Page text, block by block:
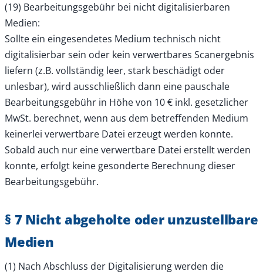
(19) Bearbeitungsgebühr bei nicht digitalisierbaren
Medien:
Sollte ein eingesendetes Medium technisch nicht
digitalisierbar sein oder kein verwertbares Scanergebnis
liefern (z.B. vollständig leer, stark beschädigt oder
unlesbar), wird ausschließlich dann eine pauschale
Bearbeitungsgebühr in Höhe von 10 € inkl. gesetzlicher
MwSt. berechnet, wenn aus dem betreffenden Medium
keinerlei verwertbare Datei erzeugt werden konnte.
Sobald auch nur eine verwertbare Datei erstellt werden
konnte, erfolgt keine gesonderte Berechnung dieser
Bearbeitungsgebühr.
§ 7 Nicht abgeholte oder unzustellbare
Medien
(1) Nach Abschluss der Digitalisierung werden die